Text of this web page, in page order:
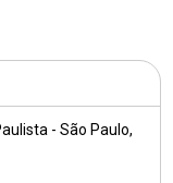
- São Paulo,